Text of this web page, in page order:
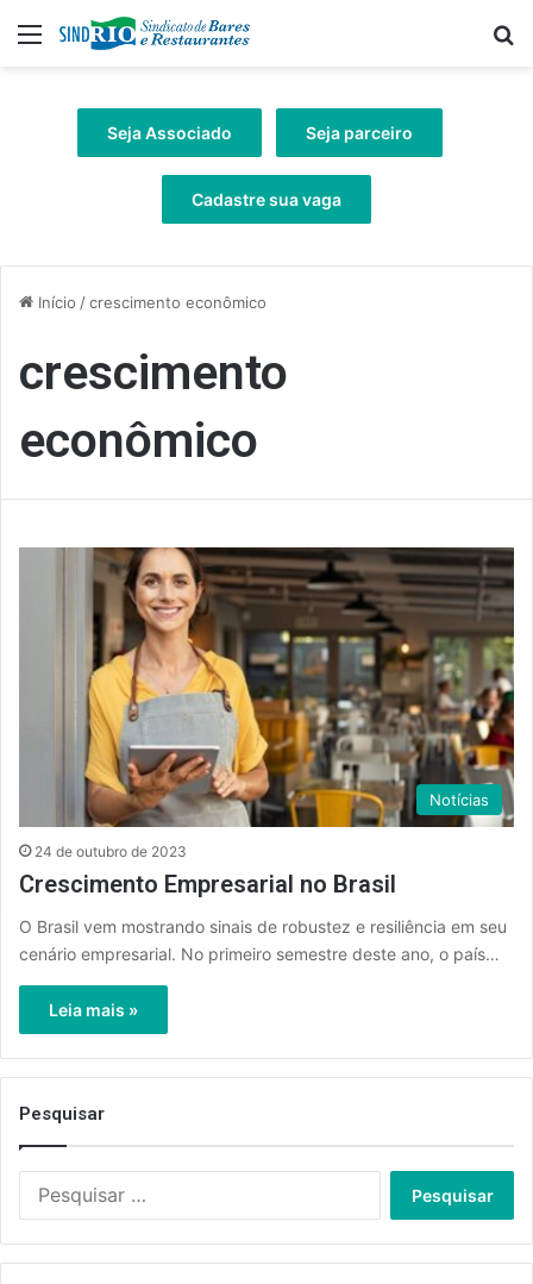
Menu
Seja Associado Seja parceiro
Cadastre sua vaga
Início /crescimento econômico
crescimento
econômico
Notícias
24 de outubro de 2023
Crescimento Empresarial no Brasil
O Brasil vem mostrando sinais de robustez e resiliência em seu
cenário empresarial. No primeiro semestre deste ano, o país…
Leia mais »
Pesquisar